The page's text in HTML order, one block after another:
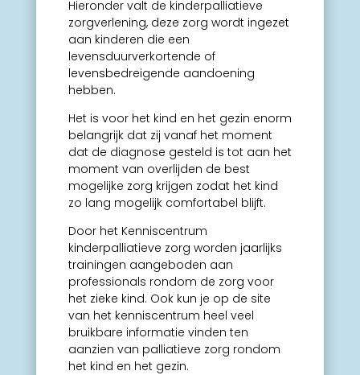
Hieronder valt de kinderpalliatieve
zorgverlening, deze zorg wordt ingezet
aan kinderen die een
levensduurverkortende of
levensbedreigende aandoening
hebben.
Het is voor het kind en het gezin enorm
belangrijk dat zij vanaf het moment
dat de diagnose gesteld is tot aan het
moment van overlijden de best
mogelijke zorg krijgen zodat het kind
zo lang mogelijk comfortabel blijft.
Door het Kenniscentrum
kinderpalliatieve zorg worden jaarlijks
trainingen aangeboden aan
professionals rondom de zorg voor
het zieke kind. Ook kun je op de site
van het kenniscentrum heel veel
bruikbare informatie vinden ten
aanzien van palliatieve zorg rondom
het kind en het gezin.